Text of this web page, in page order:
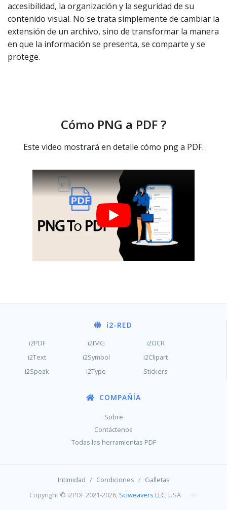
accesibilidad, la organización y la seguridad de su
contenido visual. No se trata simplemente de cambiar la
extensión de un archivo, sino de transformar la manera
en que la información se presenta, se comparte y se
protege.
Cómo PNG a PDF ?
Este video mostrará en detalle cómo png a PDF.
i2-RED
i2PDF i2IMG
i2OCR
i2Text
i2Symbol
i2Clipart
i2Speak
i2Type Stickers
COMPAÑÍA
Sobre
Contáctenos
Todas las herramientas PDF
Intimidad / Condiciones / Galletas
Copyright © i2PDF 2021-2026, Sciweavers LLC, USA 191